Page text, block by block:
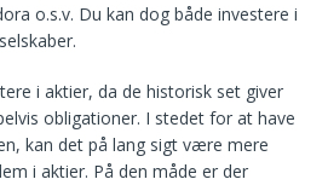
o.s.v. Du kan dog både investere i
i aktier, da de historisk set giver
obligationer. I stedet for at have
kan det på lang sigt være mere
i aktier. På den måde er der